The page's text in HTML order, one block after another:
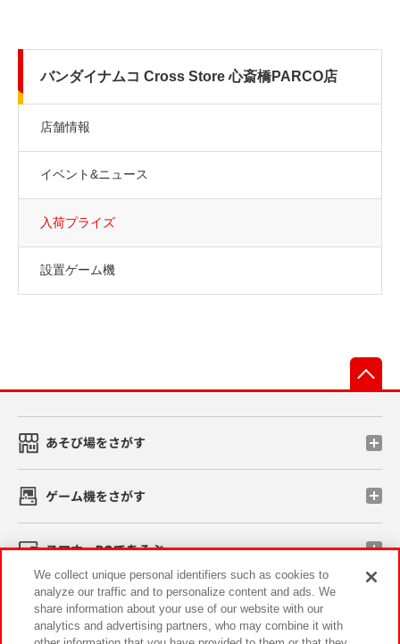
バンダイナムコ Cross Store 心斎橋PARCO店
店舗情報
イベント&ニュース
入荷プライズ
設置ゲーム機
あそび場をさがす
ゲーム機をさがす
スマホ・PCであそぶ
イベント・キャンペーン
We collect unique personal identifiers such as cookies to
analyze our traffic and to personalize content and ads. We
share information about your use of our website with our
analytics and advertising partners, who may combine it with